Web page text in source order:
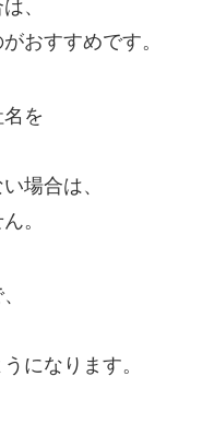
、
おすすめです。
を
場合は、
。
になります。